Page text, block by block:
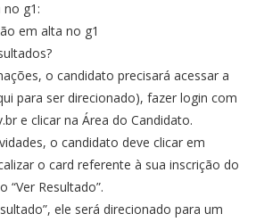
g1:
em alta no g1
o candidato precisará acessar a
para ser direcionado), fazer login com
e clicar na Área do Candidato.
o candidato deve clicar em
o card referente à sua inscrição do
“Ver Resultado”.
ele será direcionado para um